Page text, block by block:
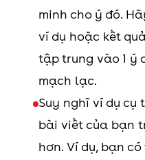
minh cho ý đó.
ví dụ hoặc kết
tập trung vào 1 ý
mạch lạc.
Suy nghĩ ví dụ cụ
bài viết của bạn
hơn. Ví dụ, bạn